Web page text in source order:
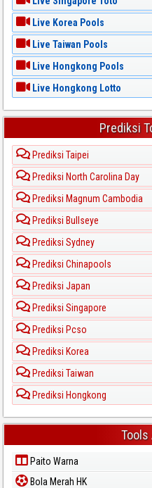
Live Korea Pools
Live Taiwan Pools
Live Hongkong Pools
Live Hongkong Lotto
Prediksi
Prediksi Taipei
Prediksi North Carolina Day
Prediksi Magnum Cambodia
Prediksi Bullseye
Prediksi Sydney
Prediksi Chinapools
Prediksi Japan
Prediksi Singapore
Prediksi Pcso
Prediksi Korea
Prediksi Taiwan
Prediksi Hongkong
Tools
Paito Warna
Bola Merah HK